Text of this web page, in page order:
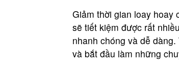
Giảm thời gian loay hoay
sẽ tiết kiệm được rất
nhanh chóng và dễ
và bắt đầu làm những